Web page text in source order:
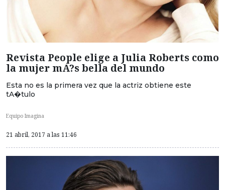
Revista People elige a Julia Roberts como
la mujer mA?s bella del mundo
Esta no es la primera vez que la actriz obtiene este
tA�tulo
Equipo Imagina
21 abril, 2017 a las 11:46